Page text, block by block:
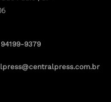
94199-9379